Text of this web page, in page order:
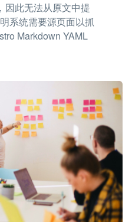
因此无法从原文中提
系统需要源页面以抓
Markdown YAML